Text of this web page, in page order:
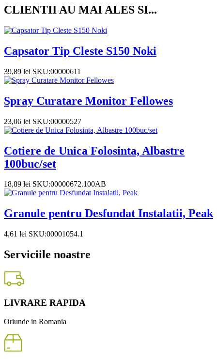
CLIENTII AU MAI ALES SI...
Capsator Tip Cleste S150 Noki
39,89 lei SKU:00000611
Spray Curatare Monitor Fellowes
23,06 lei SKU:00000527
Cotiere de Unica Folosinta, Albastre
100buc/set
18,89 lei SKU:00000672.100AB
Granule pentru Desfundat Instalatii, Peak
4,61 lei SKU:00001054.1
Serviciile noastre
LIVRARE RAPIDA
Oriunde in Romania